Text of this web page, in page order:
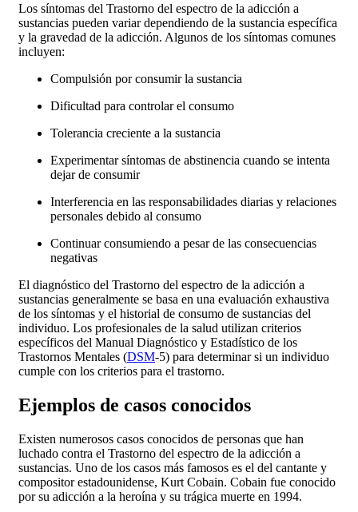
Los síntomas del Trastorno del espectro de la adicción a
sustancias pueden variar dependiendo de la sustancia específica
y la gravedad de la adicción. Algunos de los síntomas comunes
incluyen:
Compulsión por consumir la sustancia
Dificultad para controlar el consumo
Tolerancia creciente a la sustancia
Experimentar síntomas de abstinencia cuando se intenta
dejar de consumir
Interferencia en las responsabilidades diarias y relaciones
personales debido al consumo
Continuar consumiendo a pesar de las consecuencias
negativas
El diagnóstico del Trastorno del espectro de la adicción a
sustancias generalmente se basa en una evaluación exhaustiva
de los síntomas y el historial de consumo de sustancias del
individuo. Los profesionales de la salud utilizan criterios
específicos del Manual Diagnóstico y Estadístico de los
Trastornos Mentales (DSM-5) para determinar si un individuo
cumple con los criterios para el trastorno.
Ejemplos de casos conocidos
Existen numerosos casos conocidos de personas que han
luchado contra el Trastorno del espectro de la adicción a
sustancias. Uno de los casos más famosos es el del cantante y
compositor estadounidense, Kurt Cobain. Cobain fue conocido
por su adicción a la heroína y su trágica muerte en 1994.